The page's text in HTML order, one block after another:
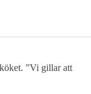
”Vi gillar att